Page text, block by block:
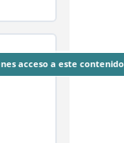
0/2
acceso a este contenido